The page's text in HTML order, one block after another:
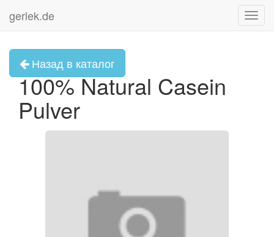
gerlek.de
Назад в каталог
100% Natural Casein
Pulver